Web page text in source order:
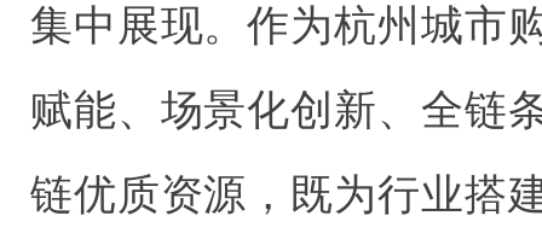
集中展现。作为杭州城市
赋能、场景化创新、全链
链优质资源，既为行业搭